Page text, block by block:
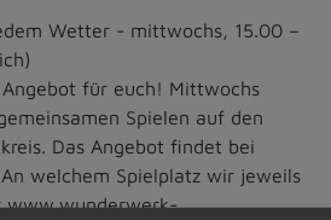
Wetter - mittwochs, 15.00 –
für euch! Mittwochs
Spielen auf den
Das Angebot findet bei
welchem Spielplatz wir jeweils
www.wunderwerk-